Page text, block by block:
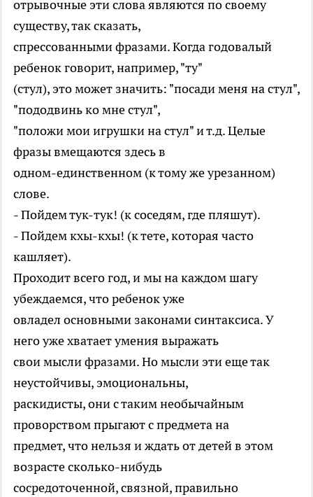
отрывочные эти слова являются по своему
существу, так сказать,
спрессованными фразами. Когда годовалый
ребенок говорит, например, "ту"
(стул), это может значить: "посади меня на стул",
"пододвинь ко мне стул",
"положи мои игрушки на стул" и т.д. Целые
фразы вмещаются здесь в
одном-единственном (к тому же урезанном)
слове.
- Пойдем тук-тук! (к соседям, где пляшут).
- Пойдем кхы-кхы! (к тете, которая часто
кашляет).
Проходит всего год, и мы на каждом шагу
убеждаемся, что ребенок уже
овладел основными законами синтаксиса. У
него уже хватает умения выражать
свои мысли фразами. Но мысли эти еще так
неустойчивы, эмоциональны,
раскидисты, они с таким необычайным
проворством прыгают с предмета на
предмет, что нельзя и ждать от детей в этом
возрасте сколько-нибудь
сосредоточенной, связной, правильно